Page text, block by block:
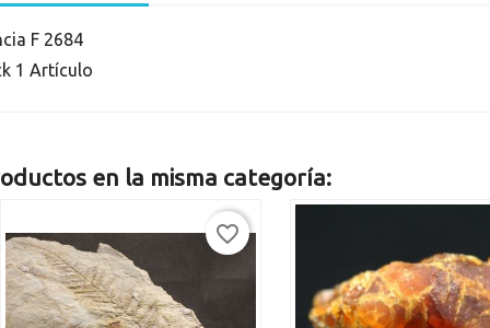
F 2684
1 Artículo
en la misma categoría:
favorite_border